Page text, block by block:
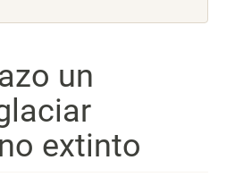
un
extinto